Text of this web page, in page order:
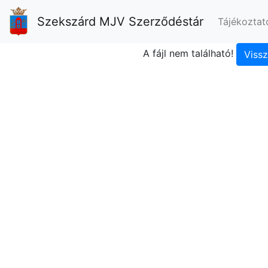
Szekszárd MJV Szerződéstár
A fájl nem található!